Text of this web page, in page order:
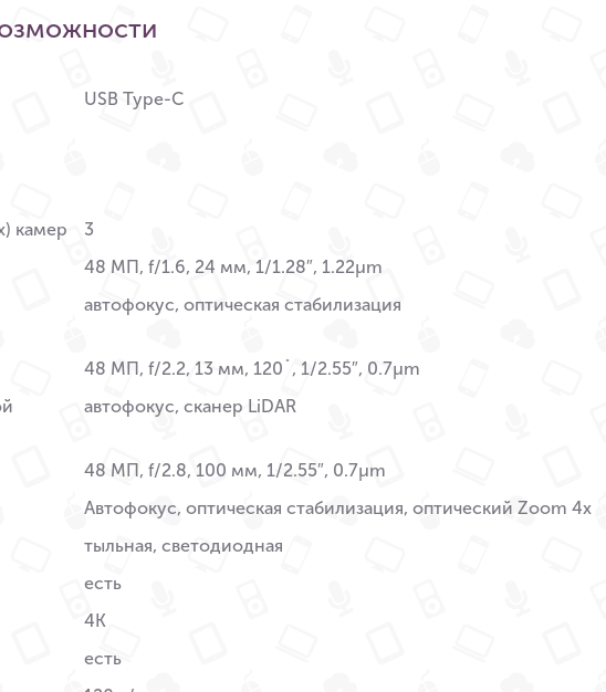
USB Type-C
камер
3
48 МП, f/1.6, 24 мм, 1/1.28″, 1.22µm
автофокус, оптическая стабилизация
48 МП, f/2.2, 13 мм, 120˚, 1/2.55″, 0.7µm
автофокус, сканер LiDAR
48 МП, f/2.8, 100 мм, 1/2.55″, 0.7µm
Автофокус, оптическая стабилизация, оптический Zoom 4x
тыльная, светодиодная
есть
4K
есть